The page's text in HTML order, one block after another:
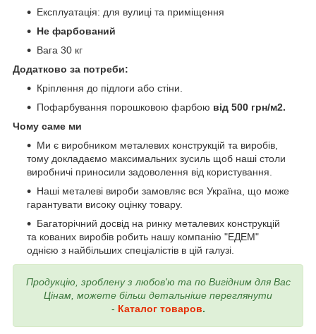
Експлуатація: для вулиці та приміщення
Не фарбований
Вага 30 кг
Додатково за потреби:
Кріплення до підлоги або стіни.
Пофарбування порошковою фарбою від 500 грн/м2.
Чому саме ми
Ми є виробником металевих конструкцій та виробів,
тому докладаємо максимальних зусиль щоб наші столи
виробничі приносили задоволення від користування.
Наші металеві вироби замовляє вся Україна, що може
гарантувати високу оцінку товару.
Багаторічний досвід на ринку металевих конструкцій
та кованих виробів робить нашу компанію "ЕДЕМ"
однією з найбільших спеціалістів в цій галузі.
Продукцію, зроблену з любов'ю та по Вигідним для Вас
Цінам, можете більш детальніше переглянути
- Каталог товаров.